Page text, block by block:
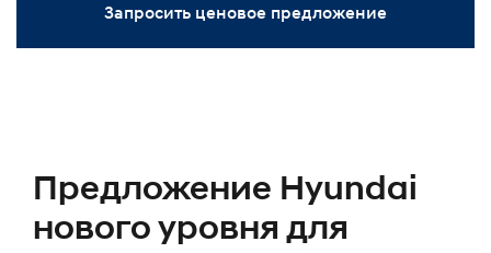
Запросить ценовое предложение
Предложение Hyundai
нового уровня для